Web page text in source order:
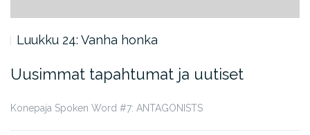
Luukku 24: Vanha honka
Uusimmat tapahtumat ja uutiset
Konepaja Spoken Word #7: ANTAGONISTS